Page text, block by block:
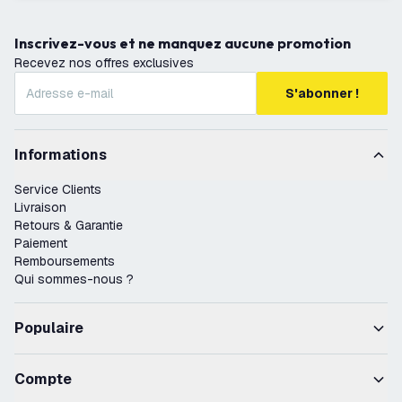
Inscrivez-vous et ne manquez aucune promotion
Recevez nos offres exclusives
S'abonner !
Informations
Service Clients
Livraison
Retours & Garantie
Paiement
Remboursements
Qui sommes-nous ?
Populaire
Compte